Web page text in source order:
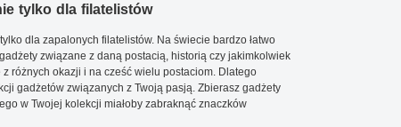
tylko dla filatelistów
dla zapalonych filatelistów. Na świecie bardzo łatwo
związane z daną postacią, historią czy jakimkolwiek
różnych okazji i na cześć wielu postaciom. Dlatego
gadżetów związanych z Twoją pasją. Zbierasz gadżety
w Twojej kolekcji miałoby zabraknąć znaczków